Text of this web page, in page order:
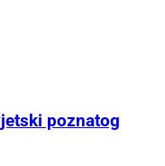
poznatog